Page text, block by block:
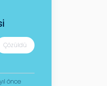
Çözüldü
önce